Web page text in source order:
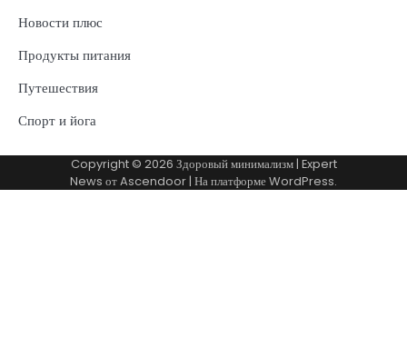
Новости плюс
Продукты питания
Путешествия
Спорт и йога
Copyright © 2026 Здоровый минимализм| Expert
News отAscendoor| На платформеWordPress.